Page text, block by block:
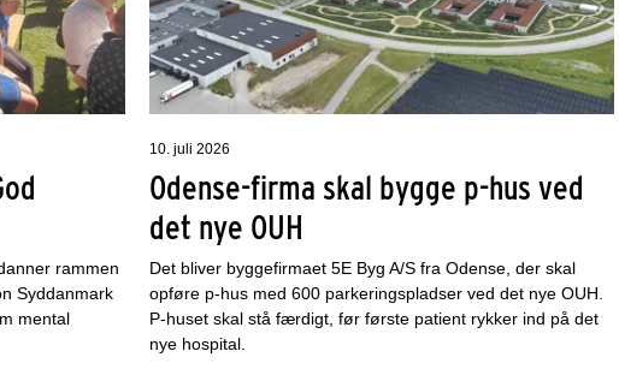
rammen
Syddanmark
mental
10. juli 2026
Odense-firma skal bygge p-hus ved
det nye OUH
Det bliver byggefirmaet 5E Byg A/S fra Odense, der skal
opføre p-hus med 600 parkeringspladser ved det nye OUH.
P-huset skal stå færdigt, før første patient rykker ind på det
nye hospital.